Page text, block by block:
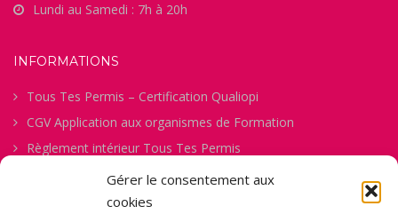
Gérer le consentement aux
cookies
Lundi au Samedi : 7h à 20h
INFORMATIONS
Tous Tes Permis – Certification Qualiopi
CGV Application aux organismes de Formation
Règlement intérieur Tous Tes Permis
Procédure de gestion des abandons
Politique de confidentialité